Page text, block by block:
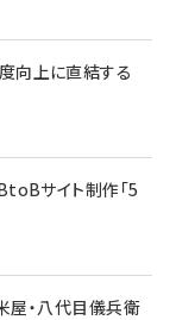
向上に直結する
サイト制作「5
・八代目儀兵衛